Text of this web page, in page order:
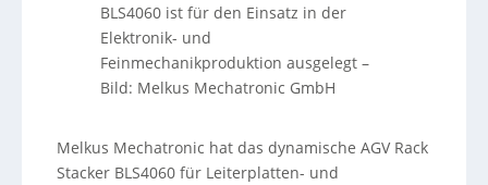
BLS4060 ist für den Einsatz in der
Elektronik- und
Feinmechanikproduktion ausgelegt–
Bild: Melkus Mechatronic GmbH
Melkus Mechatronic hat das dynamische AGV Rack
Stacker BLS4060 für Leiterplatten- und